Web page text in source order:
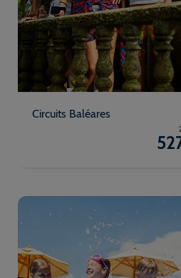
Circuits Baléares